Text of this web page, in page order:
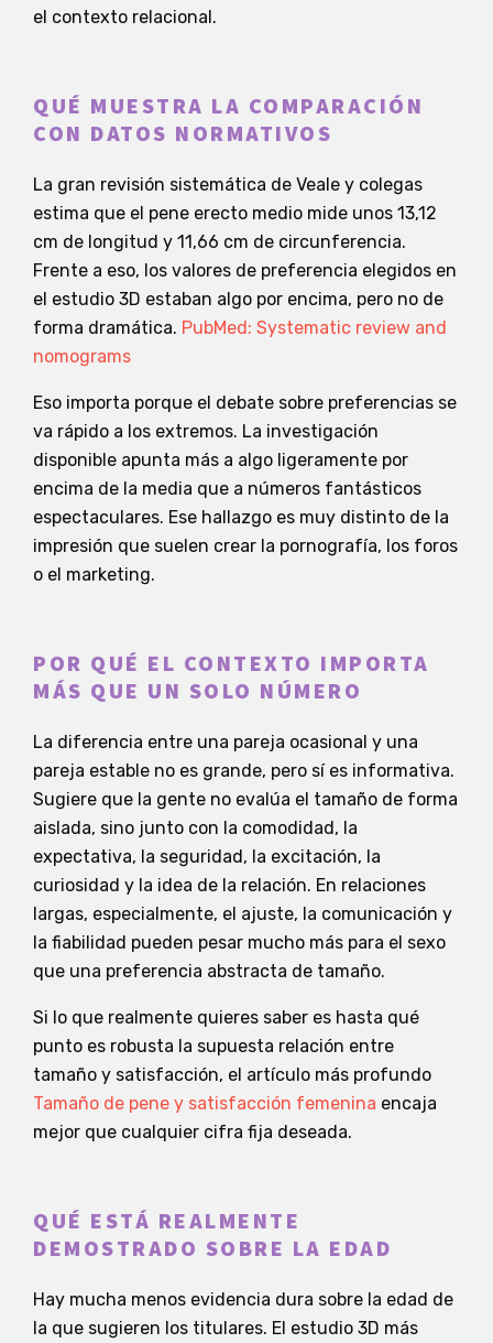
el contexto relacional.
QUÉ MUESTRA LA COMPARACIÓN
CON DATOS NORMATIVOS
La gran revisión sistemática de Veale y colegas
estima que el pene erecto medio mide unos 13,12
cm de longitud y 11,66 cm de circunferencia.
Frente a eso, los valores de preferencia elegidos en
el estudio 3D estaban algo por encima, pero no de
forma dramática. PubMed: Systematic review and
nomograms
Eso importa porque el debate sobre preferencias se
va rápido a los extremos. La investigación
disponible apunta más a algo ligeramente por
encima de la media que a números fantásticos
espectaculares. Ese hallazgo es muy distinto de la
impresión que suelen crear la pornografía, los foros
o el marketing.
POR QUÉ EL CONTEXTO IMPORTA
MÁS QUE UN SOLO NÚMERO
La diferencia entre una pareja ocasional y una
pareja estable no es grande, pero sí es informativa.
Sugiere que la gente no evalúa el tamaño de forma
aislada, sino junto con la comodidad, la
expectativa, la seguridad, la excitación, la
curiosidad y la idea de la relación. En relaciones
largas, especialmente, el ajuste, la comunicación y
la fiabilidad pueden pesar mucho más para el sexo
que una preferencia abstracta de tamaño.
Si lo que realmente quieres saber es hasta qué
punto es robusta la supuesta relación entre
tamaño y satisfacción, el artículo más profundo
Tamaño de pene y satisfacción femenina encaja
mejor que cualquier cifra fija deseada.
QUÉ ESTÁ REALMENTE
DEMOSTRADO SOBRE LA EDAD
Hay mucha menos evidencia dura sobre la edad de
la que sugieren los titulares. El estudio 3D más